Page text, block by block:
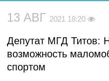
13 АВГ 2021 18:20
Депутат МГД Титов:
возможность
спортом